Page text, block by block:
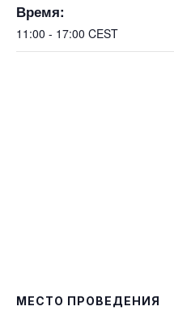
Время:
11:00 - 17:00 CEST
МЕСТО ПРОВЕДЕНИЯ